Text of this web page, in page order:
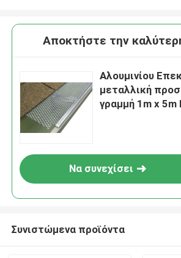
Αποκτήστε την
Αλουμινίου
μεταλλική
γραμμή 1m x 5m
Να συνεχίσει
Συνιστώμενα προϊόντα